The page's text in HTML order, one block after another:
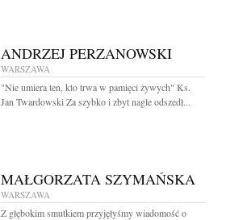
ANDRZEJ PERZANOWSKI
WARSZAWA
"Nie umiera ten, kto trwa w pamięci żywych" Ks.
Jan Twardowski Za szybko i zbyt nagle odszedł...
MAŁGORZATA SZYMAŃSKA
WARSZAWA
Z głębokim smutkiem przyjęłyśmy wiadomość o